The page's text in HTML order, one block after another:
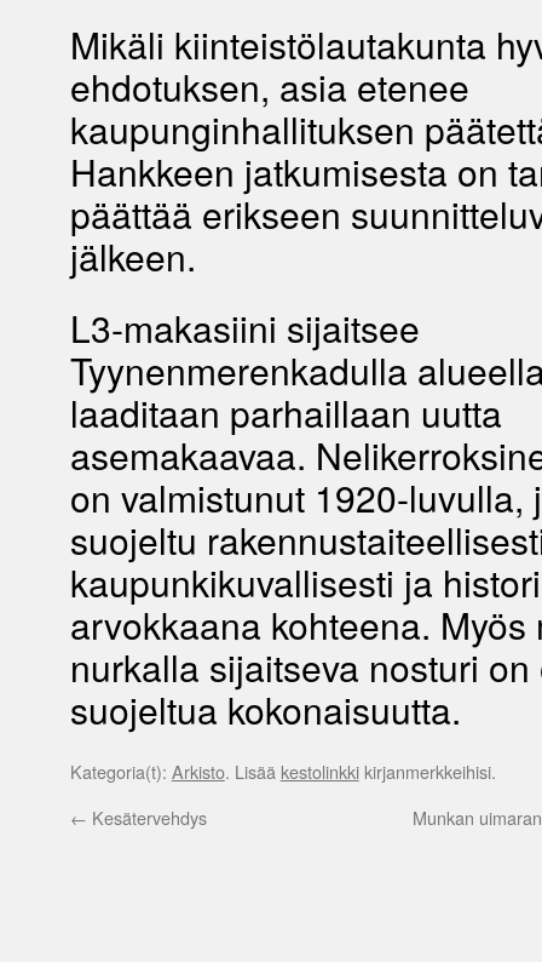
Mikäli kiinteistölautakunta
ehdotuksen, asia etenee
kaupunginhallituksen
Hankkeen jatkumisesta on
päättää erikseen
jälkeen.
L3-makasiini sijaitsee
Tyynenmerenkadulla
laaditaan parhaillaan uutta
asemakaavaa.
on valmistunut 1920-luvulla,
suojeltu
kaupunkikuvallisesti ja
arvokkaana kohteena. Myös
nurkalla sijaitseva nosturi on
suojeltua kokonaisuutta.
Kategoria(t): Arkisto. Lisää kestolinkkikirjanmerkkeihisi.
← Kesätervehdys Munkan